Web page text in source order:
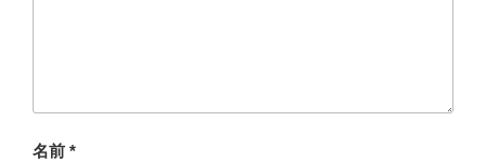
名前 *